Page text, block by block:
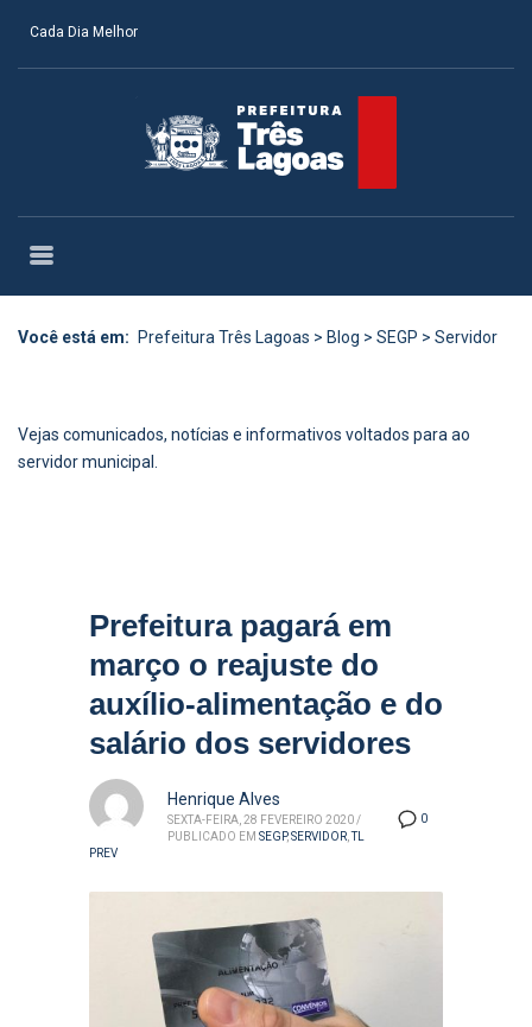
Cada Dia Melhor
Você está em: Prefeitura Três Lagoas > Blog > SEGP > Servidor
Vejas comunicados, notícias e informativos voltados para ao
servidor municipal.
Prefeitura pagará em
março o reajuste do
auxílio-alimentação e do
salário dos servidores
0
Henrique Alves
SEXTA-FEIRA, 28 FEVEREIRO 2020/
PUBLICADO EM SEGP,SERVIDOR,TL
PREV